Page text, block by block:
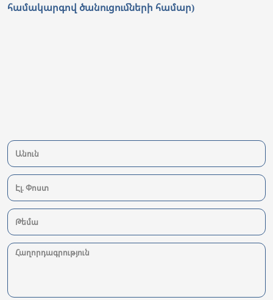
համակարգով ծանուցումների համար)